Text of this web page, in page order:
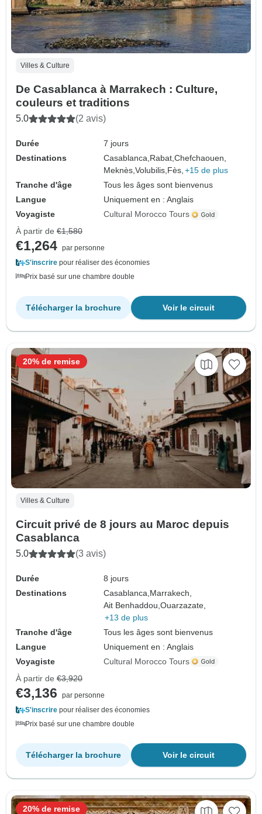
Villes & Culture
De Casablanca à Marrakech : Culture,
couleurs et traditions
5.0 (2 avis)
Durée
7 jours
Destinations
Casablanca,Rabat,Chefchaouen,
Meknès,Volubilis,Fès, +15 de plus
Tranche d'âge
Tous les âges sont bienvenus
Langue
Uniquement en : Anglais
Voyagiste
Cultural Morocco Tours
À partir de €1,580
€1,264 par personne
S'inscrire pour réaliser des économies
Prix basé sur une chambre double
Voir le circuit
Télécharger la brochure
Villes & Culture
Circuit privé de 8 jours au Maroc depuis
Casablanca
5.0 (3 avis)
Durée
8 jours
Destinations
Casablanca, Marrakech,
Ait Benhaddou,Ouarzazate,
+13 de plus
Tranche d'âge
Tous les âges sont bienvenus
Langue
Uniquement en : Anglais
Voyagiste
Cultural Morocco Tours
20% de remise
À partir de €3,920
€3,136
par personne
S'inscrire pour réaliser des économies
Prix basé sur une chambre double
Voir le circuit
Télécharger la brochure
20% de remise